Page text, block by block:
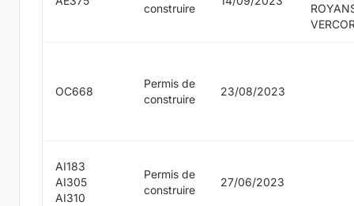
construire
OC668
Permis de
construire
23/08/2023
AI183
AI305
AI310
Permis de
construire
27/06/2023